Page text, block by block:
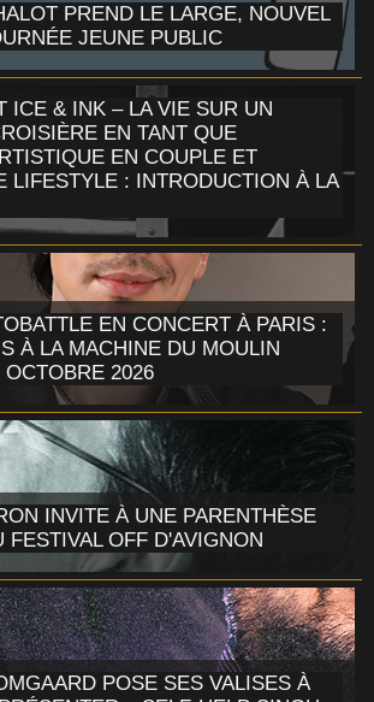
PREND LE LARGE, NOUVEL
JEUNE PUBLIC
ICE & INK – LA VIE SUR UN
EN TANT QUE
EN COUPLE ET
LIFESTYLE : INTRODUCTION À LA
EN CONCERT À PARIS :
À LA MACHINE DU MOULIN
2026
INVITE À UNE PARENTHÈSE
FESTIVAL OFF D'AVIGNON
POSE SES VALISES À